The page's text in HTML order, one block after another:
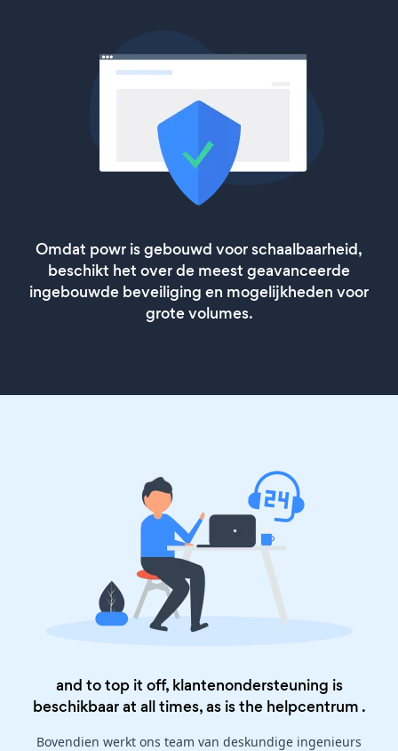
Omdat powr is gebouwd voor schaalbaarheid,
beschikt het over de meest geavanceerde
ingebouwde beveiliging en mogelijkheden voor
grote volumes.
and to top it off, klantenondersteuning is
beschikbaar at all times, as is the helpcentrum .
Bovendien werkt ons team van deskundige ingenieurs